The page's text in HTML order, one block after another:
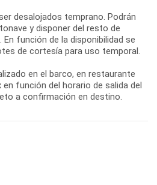
desalojados temprano. Podrán
y disponer del resto de
función de la disponibilidad se
de cortesía para uso temporal.
en el barco, en restaurante
función del horario de salida del
a confirmación en destino.